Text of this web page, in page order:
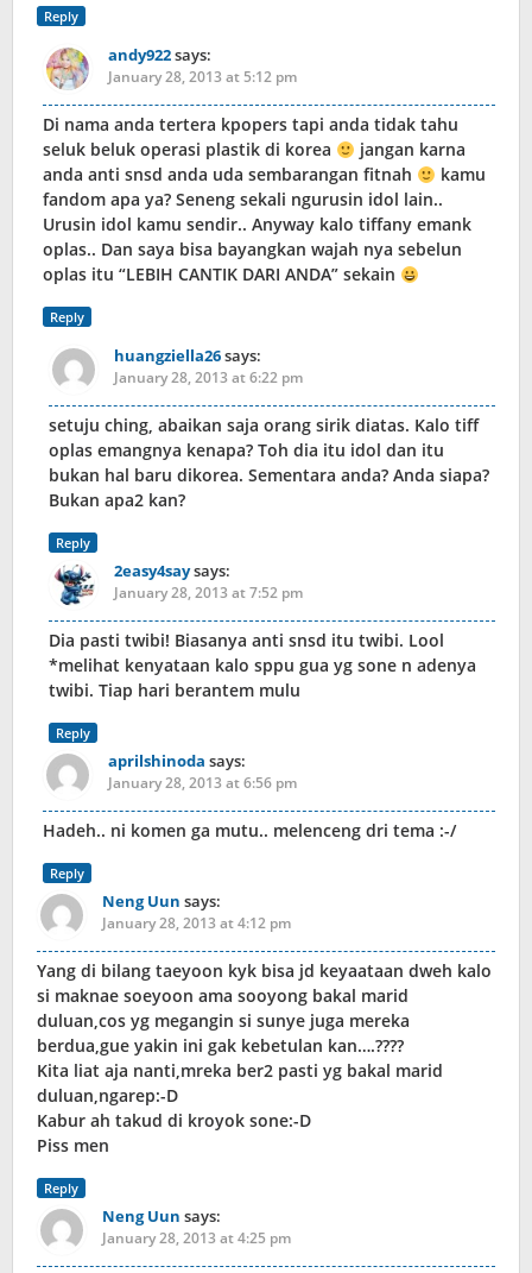
Reply
andy922says:
January 28, 2013 at 5:12 pm
Di nama anda tertera kpopers tapi anda tidak tahu
seluk beluk operasi plastik di korea
jangan karna
anda anti snsd anda uda sembarangan fitnah
kamu
fandom apa ya? Seneng sekali ngurusin idol lain..
Urusin idol kamu sendir.. Anyway kalo tiffany emank
oplas.. Dan saya bisa bayangkan wajah nya sebelun
oplas itu “LEBIH CANTIK DARI ANDA” sekain
Reply
huangziella26says:
January 28, 2013 at 6:22 pm
setuju ching, abaikan saja orang sirik diatas. Kalo tiff
oplas emangnya kenapa? Toh dia itu idol dan itu
bukan hal baru dikorea. Sementara anda? Anda siapa?
Bukan apa2 kan?
Reply
2easy4saysays:
January 28, 2013 at 7:52 pm
Dia pasti twibi! Biasanya anti snsd itu twibi. Lool
*melihat kenyataan kalo sppu gua yg sone n adenya
twibi. Tiap hari berantem mulu
Reply
aprilshinoda says:
January 28, 2013 at 6:56 pm
Hadeh.. ni komen ga mutu.. melenceng dri tema :-/
Reply
Neng Uun says:
January 28, 2013 at 4:12 pm
Yang di bilang taeyoon kyk bisa jd keyaataan dweh kalo
si maknae soeyoon ama sooyong bakal marid
duluan,cos yg megangin si sunye juga mereka
berdua,gue yakin ini gak kebetulan kan….????
Kita liat aja nanti,mreka ber2 pasti yg bakal marid
duluan,ngarep:-D
Kabur ah takud di kroyok sone:-D
Piss men
Reply
Neng Uun says:
January 28, 2013 at 4:25 pm